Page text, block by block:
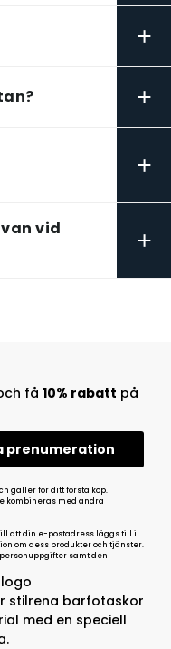
+
+
+
vid
+
stilrena barfotaskor
med en speciell
få 10% rabatt på
gäller för ditt första köp.
kombineras med andra
till att din e-postadress läggs till i
om dess produkter och tjänster.
samt den